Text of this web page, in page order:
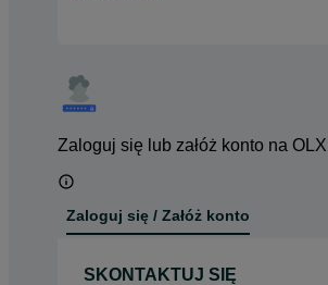
Zaloguj się lub załóż konto na
Zaloguj się / Załóż konto
SKONTAKTUJ SIĘ